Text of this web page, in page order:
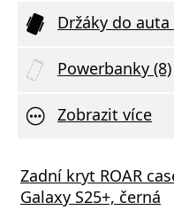
Držáky do auta
Powerbanky (8)
Zobrazit více
Zadní kryt ROAR
Galaxy S25+, černá
sklo 3mk
S25+
GaN5 Pro 65W černá